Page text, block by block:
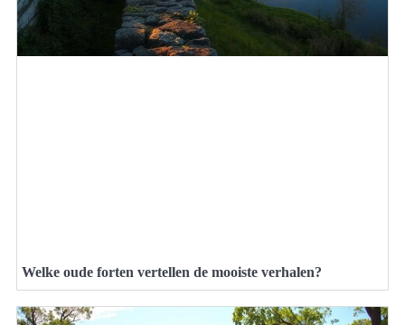
Welke oude forten vertellen de mooiste verhalen?